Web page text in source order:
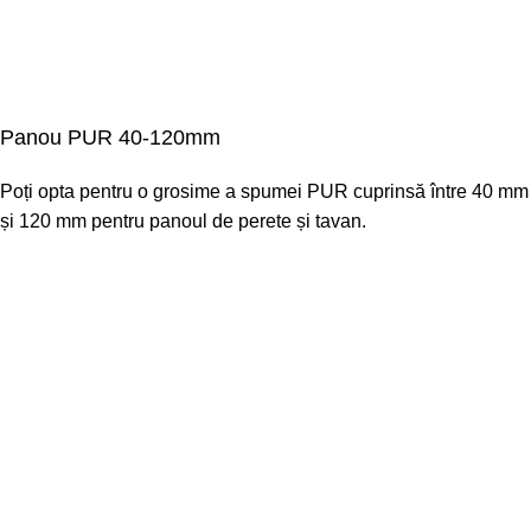
Panou PUR 40-120mm
Poți opta pentru o grosime a spumei PUR cuprinsă între 40 mm
și 120 mm pentru panoul de perete și tavan.